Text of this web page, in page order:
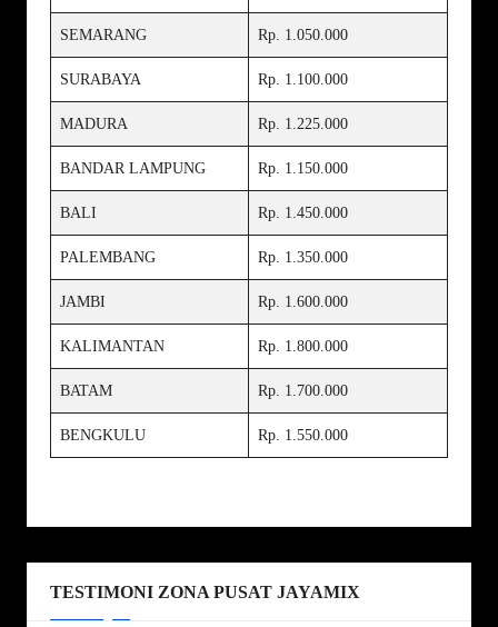
SEMARANG Rp. 1.050.000
SURABAYA Rp. 1.100.000
MADURA Rp. 1.225.000
BANDAR LAMPUNG Rp. 1.150.000
BALI Rp. 1.450.000
PALEMBANG Rp. 1.350.000
JAMBI Rp. 1.600.000
KALIMANTAN Rp. 1.800.000
BATAM Rp. 1.700.000
BENGKULU Rp. 1.550.000
TESTIMONI ZONA PUSAT JAYAMIX